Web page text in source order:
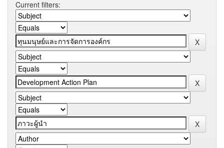
Current filters: